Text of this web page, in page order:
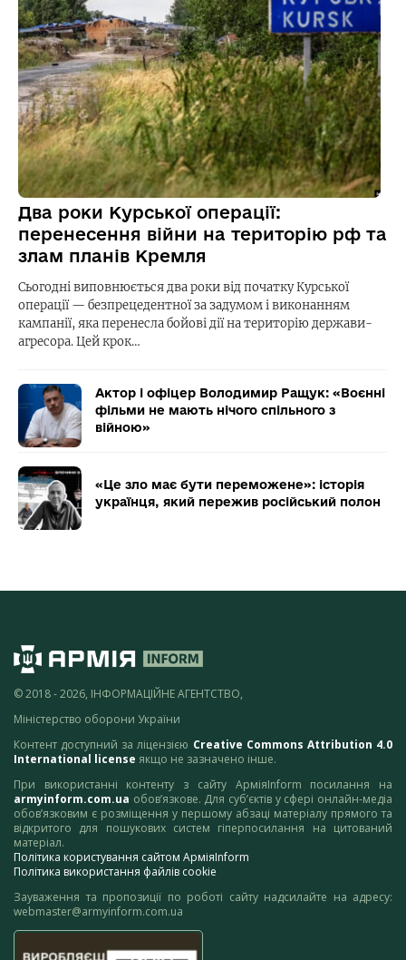
Два роки Курської операції:
перенесення війни на територію рф та
злам планів Кремля
Сьогодні виповнюється два роки від початку Курської
операції — безпрецедентної за задумом і виконанням
кампанії, яка перенесла бойові дії на територію держави-
агресора. Цей крок…
Актор і офіцер Володимир Ращук: «Воєнні
фільми не мають нічого спільного з
війною»
«Це зло має бути переможене»: історія
українця, який пережив російський полон
© 2018 - 2026, ІНФОРМАЦІЙНЕ АГЕНТСТВО,
Міністерство оборони України
Контент доступний за ліцензією Creative Commons Attribution 4.0
International license якщо не зазначено інше.
При використанні контенту з сайту АрміяInform посилання на
armyinform.com.ua обов’язкове. Для суб’єктів у сфері онлайн-медіа
обов’язковим є розміщення у першому абзаці матеріалу прямого та
відкритого для пошукових систем гіперпосилання на цитований
матеріал.
Політика користування сайтом АрміяInform
Політика використання файлів cookie
Зауваження та пропозиції по роботі сайту надсилайте на адресу:
webmaster@armyinform.com.ua